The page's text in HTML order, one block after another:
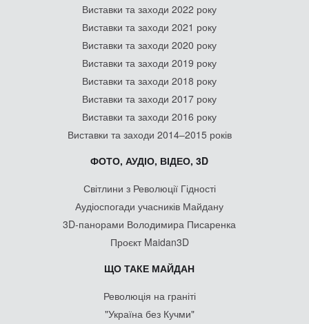
Виставки та заходи 2022 року
Виставки та заходи 2021 року
Виставки та заходи 2020 року
Виставки та заходи 2019 року
Виставки та заходи 2018 року
Виставки та заходи 2017 року
Виставки та заходи 2016 року
Виставки та заходи 2014–2015 років
ФОТО, АУДІО, ВІДЕО, 3D
Світлини з Революції Гідності
Аудіоспогади учасників Майдану
3D-панорами Володимира Писаренка
Проєкт Maidan3D
ЩО ТАКЕ МАЙДАН
Революція на граніті
"Україна без Кучми"